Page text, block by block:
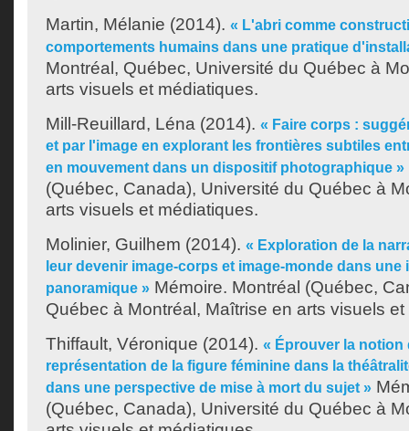
Martin, Mélanie (2014). « L'abri comme
comportements humains dans une pratique
Montréal, Québec, Université du Québec à
arts visuels et médiatiques.
Mill-Reuillard, Léna (2014). « Faire corps :
et par l'image en explorant les frontières subtiles
en mouvement dans un dispositif photographique »
(Québec, Canada), Université du Québec à
arts visuels et médiatiques.
Molinier, Guilhem (2014). « Exploration de la
leur devenir image-corps et image-monde dans
panoramique » Mémoire. Montréal (Québec,
Québec à Montréal, Maîtrise en arts visuels
Thiffault, Véronique (2014). « Éprouver la notion
représentation de la figure féminine dans la
dans une perspective de mise à mort du sujet »
(Québec, Canada), Université du Québec à